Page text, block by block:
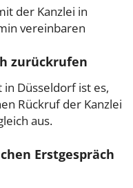
der Kanzlei in
vereinbaren
zurückrufen
Düsseldorf ist es,
Rückruf der Kanzlei
aus.
Erstgespräch